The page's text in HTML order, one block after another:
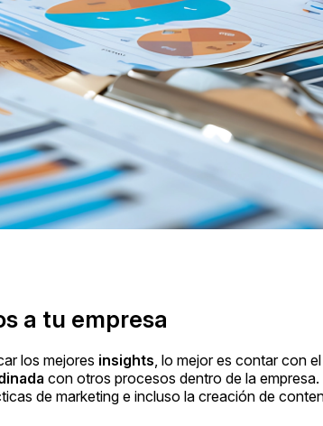
a tu empresa
los mejores insights, lo mejor es contar con
con otros procesos dentro de la
de marketing e incluso la creación de